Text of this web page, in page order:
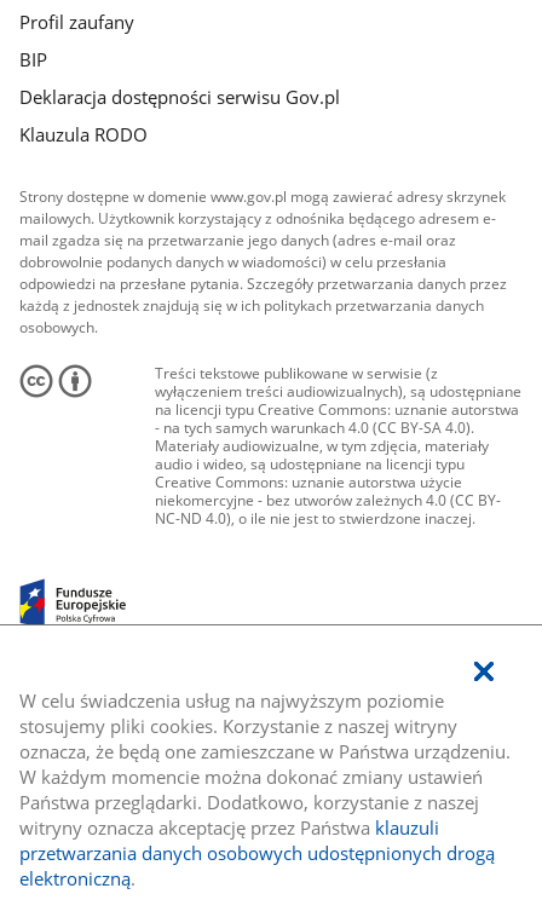
W celu świadczenia usług na najwyższym poziomie
stosujemy pliki cookies. Korzystanie z naszej witryny
oznacza, że będą one zamieszczane w Państwa urządzeniu.
W każdym momencie można dokonać zmiany ustawień
Państwa przeglądarki. Dodatkowo, korzystanie z naszej
witryny oznacza akceptację przez Państwa klauzuli
przetwarzania danych osobowych udostępnionych drogą
elektroniczną.
Profil zaufany
BIP
Deklaracja dostępności serwisu Gov.pl
Klauzula RODO
Strony dostępne w domenie www.gov.pl mogą zawierać adresy skrzynek
mailowych. Użytkownik korzystający z odnośnika będącego adresem e-
mail zgadza się na przetwarzanie jego danych (adres e-mail oraz
dobrowolnie podanych danych w wiadomości) w celu przesłania
odpowiedzi na przesłane pytania. Szczegóły przetwarzania danych przez
każdą z jednostek znajdują się w ich politykach przetwarzania danych
osobowych.
Treści tekstowe publikowane w serwisie (z
wyłączeniem treści audiowizualnych), są udostępniane
na licencji typu Creative Commons: uznanie autorstwa
- na tych samych warunkach 4.0 (CC BY-SA 4.0).
Materiały audiowizualne, w tym zdjęcia, materiały
audio i wideo, są udostępniane na licencji typu
Creative Commons: uznanie autorstwa użycie
niekomercyjne - bez utworów zależnych 4.0 (CC BY-
NC-ND 4.0), o ile nie jest to stwierdzone inaczej.